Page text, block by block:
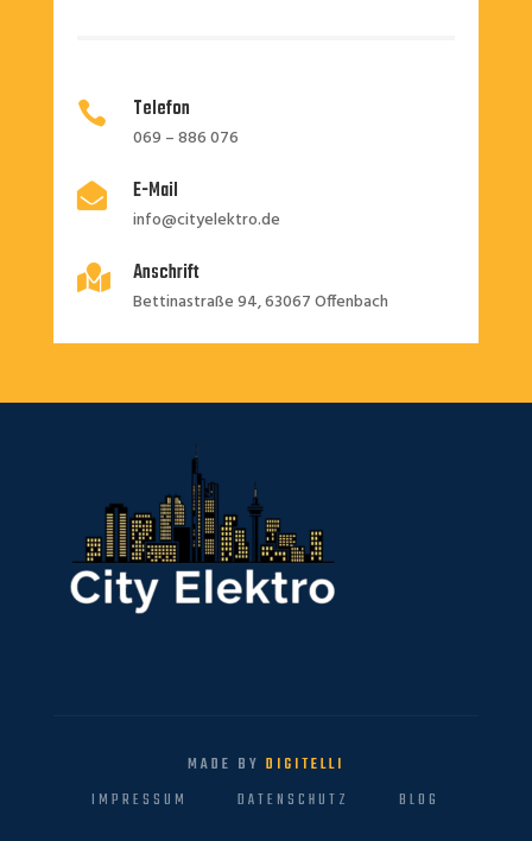
 Telefon
069 – 886 076
 E-Mail
info@cityelektro.de
 Anschrift
Bettinastraße 94, 63067 Offenbach
MADE BY DIGITELLI
IMPRESSUM
DATENSCHUTZ BLOG